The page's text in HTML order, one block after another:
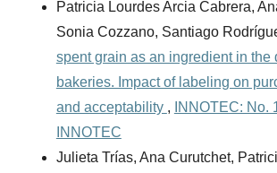
Patricia Lourdes Arcia Cabrera,
Sonia Cozzano, Santiago
spent grain as an ingredient in the
bakeries. Impact of labeling on
and acceptability ,
INNOTEC: No.
INNOTEC
Julieta Trías, Ana Curutchet,